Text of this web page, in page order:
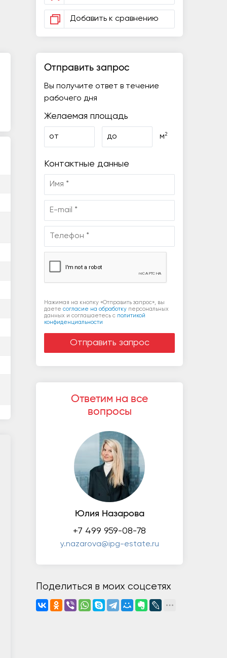
Добавить к сравнению
Отправить запрос
Вы получите ответ в течение
рабочего дня
Желаемая площадь
от до м2
Контактные данные
Нажимая на кнопку «Отправить запрос», вы
даете согласие на обработку персональных
данных и соглашаетесь c политикой
конфиденциальности
Ответим на все
вопросы
Юлия Назарова
+7 499 959-08-78
y.nazarova@ipg-estate.ru
Поделиться в моих соцсетях